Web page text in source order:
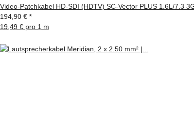
Video-Patchkabel HD-SDI (HDTV) SC-Vector PLUS 1.6L/7.3
194,90 € *
19,49 € pro 1 m